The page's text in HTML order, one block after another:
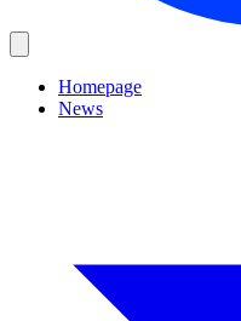
Homepage
News